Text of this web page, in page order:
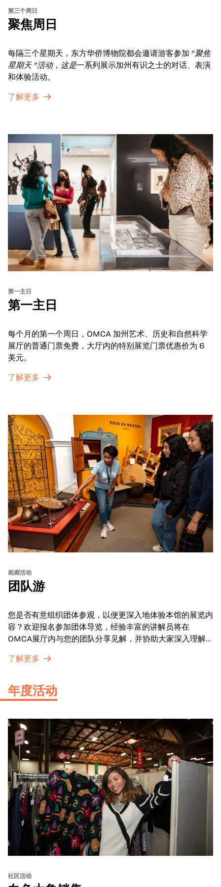
第三个周日
聚焦周日
每隔三个星期天，东方华侨博物院都会邀请游客参加 "聚焦
星期天 "活动，这是一系列展示加州有识之士的对话、表演
和体验活动。
了解更多
第一主日
第一主日
每个月的第一个周日，OMCA 加州艺术、历史和自然科学
展厅的普通门票免费，大厅内的特别展览门票优惠价为 6
美元。
了解更多
画廊活动
团队游
您是否有意组织团体参观，以便更深入地体验本馆的展览内
容？欢迎报名参加团体导览，经验丰富的讲解员将在
OMCA展厅内与您的团队分享见解，并协助大家深入理解
了解更多
年度活动
社区活动